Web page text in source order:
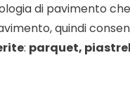
di pavimento
quindi
: parquet,